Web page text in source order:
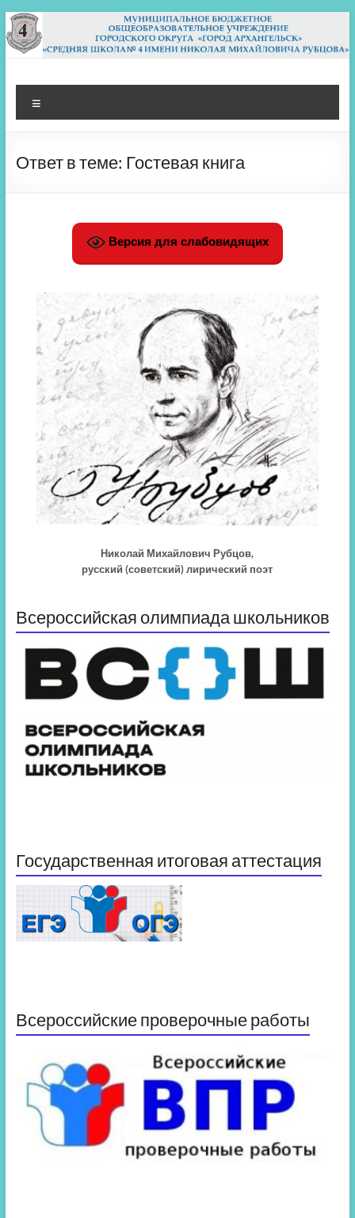
Перейти
к
содержимому
МБОУ СШ 4
Архангельск
Ответ в теме: Гостевая книга
Версия для слабовидящих
Николай Михайлович Рубцов,
русский (советский) лирический поэт
Всероссийская олимпиада школьников
Государственная итоговая аттестация
Всероссийские проверочные работы